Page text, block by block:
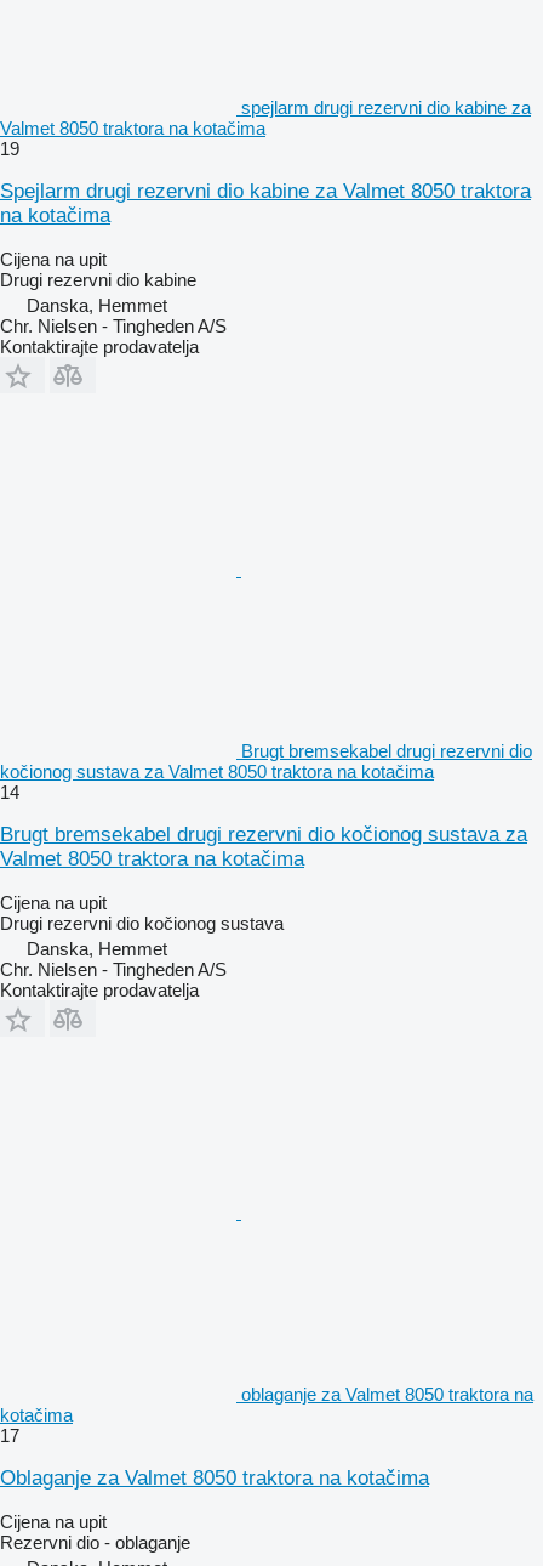
spejlarm drugi rezervni dio kabine za
Valmet 8050 traktora na kotačima
19
Spejlarm drugi rezervni dio kabine za Valmet 8050 traktora
na kotačima
Cijena na upit
Drugi rezervni dio kabine
Danska, Hemmet
Chr. Nielsen - Tingheden A/S
Kontaktirajte prodavatelja
Brugt bremsekabel drugi rezervni dio
kočionog sustava za Valmet 8050 traktora na kotačima
14
Brugt bremsekabel drugi rezervni dio kočionog sustava za
Valmet 8050 traktora na kotačima
Cijena na upit
Drugi rezervni dio kočionog sustava
Danska, Hemmet
Chr. Nielsen - Tingheden A/S
Kontaktirajte prodavatelja
oblaganje za Valmet 8050 traktora na
kotačima
17
Oblaganje za Valmet 8050 traktora na kotačima
Cijena na upit
Rezervni dio - oblaganje